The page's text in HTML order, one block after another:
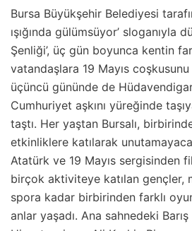
Bursa Büyükşehir Belediyesi
ışığında gülümsüyor’ sloganıyla
Şenliği’, üç gün boyunca kentin
vatandaşlara 19 Mayıs
üçüncü gününde de
Cumhuriyet aşkını yüreğinde
taştı. Her yaştan Bursalı,
etkinliklere katılarak
Atatürk ve 19 Mayıs sergisinden
birçok aktiviteye katılan gençler,
spora kadar birbirinden farklı
anlar yaşadı. Ana sahnedeki